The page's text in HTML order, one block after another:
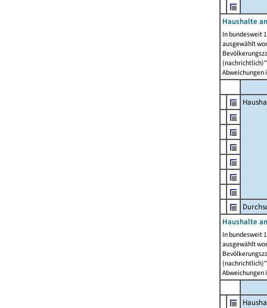
Haushalte
In bundesweit
ausgewählt
Abweichungen
Haushalte
In bundesweit
ausgewählt
Abweichungen